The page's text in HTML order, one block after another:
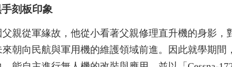
刻板印象
親從軍緣故，他從小看著父親修理直升機的身影
朝向民航與軍用機的維護領域前進。因此就學期間